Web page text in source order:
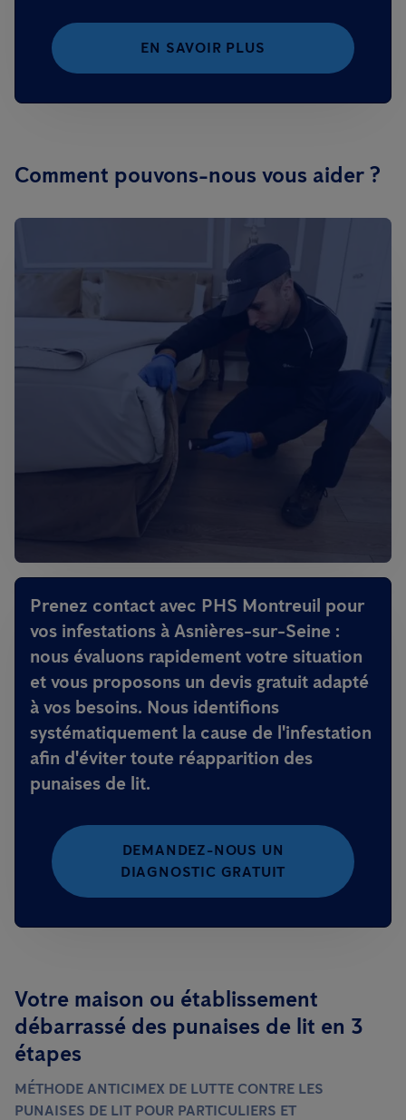
EN SAVOIR PLUS
Comment pouvons-nous vous aider ?
Prenez contact avec PHS Montreuil pour
vos infestations à Asnières-sur-Seine :
nous évaluons rapidement votre situation
et vous proposons un devis gratuit adapté
à vos besoins. Nous identifions
systématiquement la cause de l'infestation
afin d'éviter toute réapparition des
punaises de lit.
DEMANDEZ-NOUS UN
DIAGNOSTIC GRATUIT
Votre maison ou établissement
débarrassé des punaises de lit en 3
étapes
MÉTHODE ANTICIMEX DE LUTTE CONTRE LES
PUNAISES DE LIT POUR PARTICULIERS ET